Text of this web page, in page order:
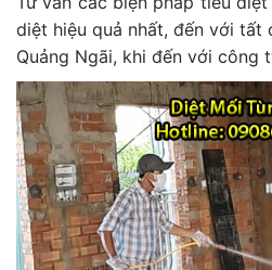
diệt hiệu quả nhất, đến với tất
Quảng Ngãi, khi đến với công